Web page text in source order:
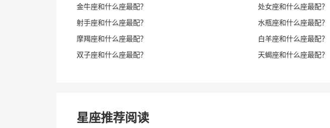
金牛座和什么座最配？
处女座和什么座最配？
射手座和什么座最配？
水瓶座和什么座最配？
摩羯座和什么座最配？
白羊座和什么座最配？
双子座和什么座最配？
天蝎座和什么座最配？
星座推荐阅读